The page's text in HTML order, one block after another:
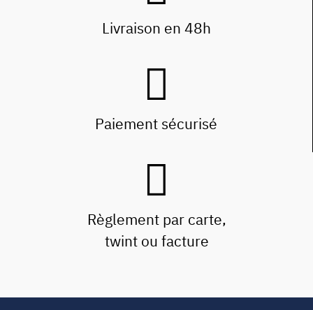
Livraison en 48h
Paiement sécurisé
Règlement par carte,
twint ou facture